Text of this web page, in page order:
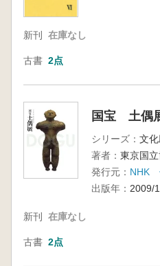
新刊 在庫なし
古書 2点
国宝 土偶
シリーズ：
著者： 東京国
発行元： NHK
出版年： 2009/
新刊 在庫なし
古書 2点